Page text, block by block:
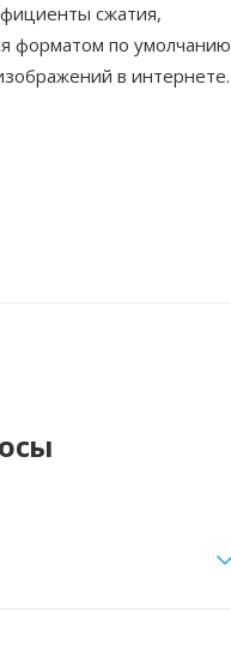
сжатия,
форматом по умолчанию
в интернете.